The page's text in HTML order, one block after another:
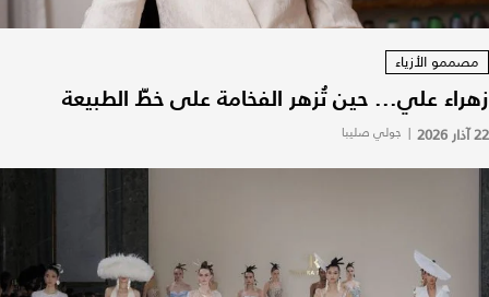
مصممو الأزياء
زهراء علي... حين تُزهر الفخامة على خطّ الطبيعة
22 آذار 2026 | جولي صليبا